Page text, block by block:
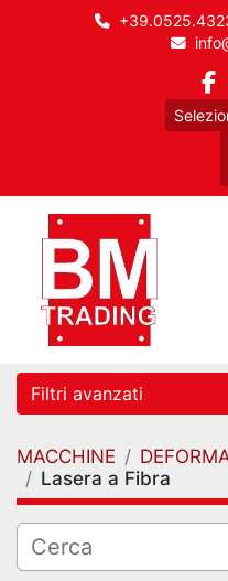
Filtri avanzati
Categoria
MACCHINE
Lasera a Fibra